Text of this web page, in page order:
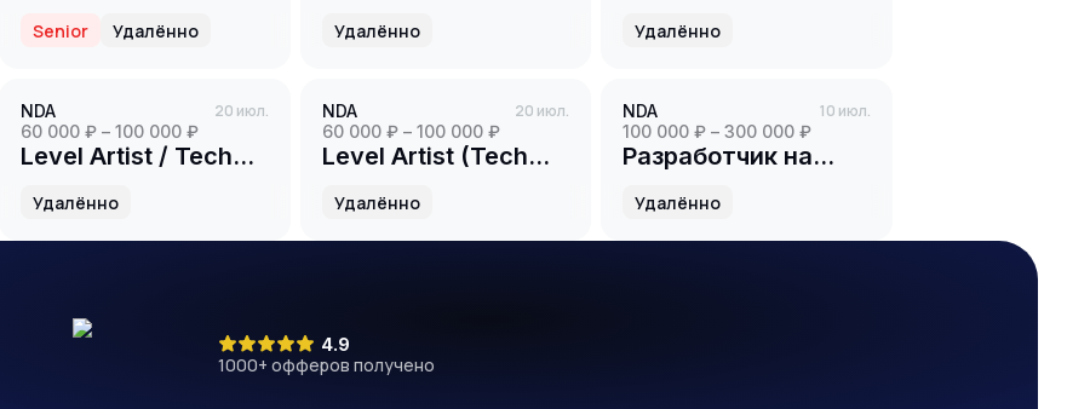
Senior Удалённо Удалённо Удалённо
NDA
20 июл.
60 000 ₽ – 100 000 ₽
Level Artist / Tech
Удалённо
NDA
20 июл.
60 000 ₽ – 100 000 ₽
Level Artist (Tech
Удалённо
NDA
10 июл.
100 000 ₽ – 300 000 ₽
Разработчик на
(Level-Дизайнер)
Удалённо
4.9
1000+ офферов получено